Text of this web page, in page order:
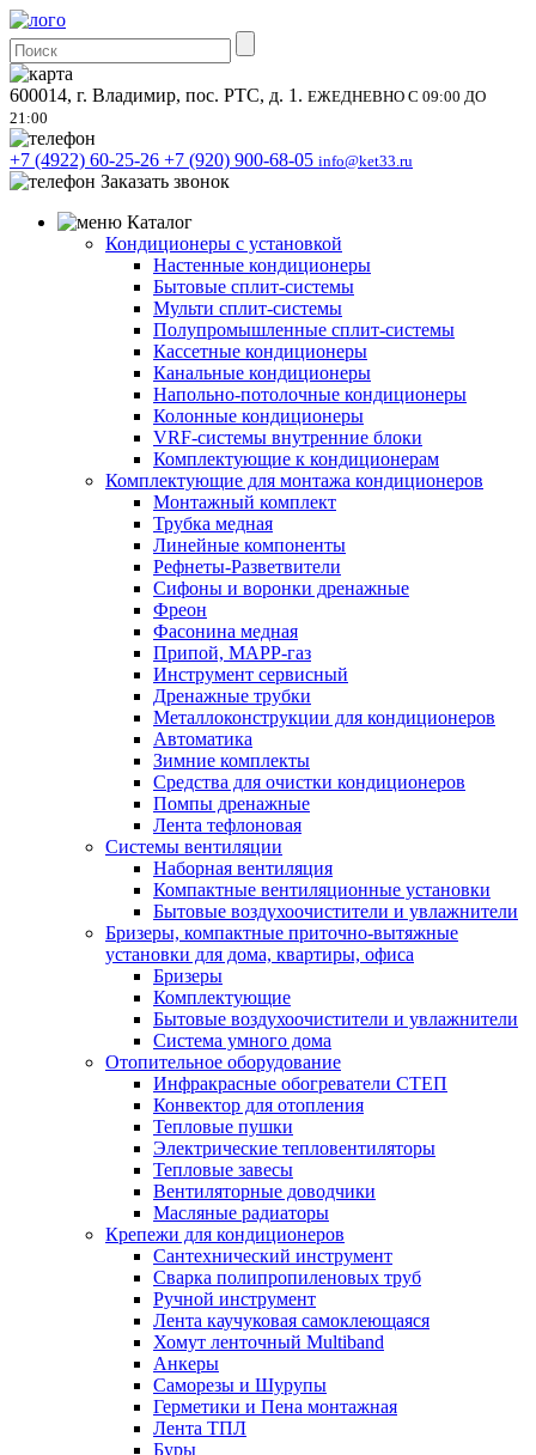
600014, г. Владимир, пос. РТС, д. 1. ЕЖЕДНЕВНО С 09:00 ДО
21:00
+7 (4922) 60-25-26 +7 (920) 900-68-05 info@ket33.ru
Заказать звонок
Каталог
Кондиционеры с установкой
Настенные кондиционеры
Бытовые сплит-системы
Мульти сплит-системы
Полупромышленные сплит-системы
Кассетные кондиционеры
Канальные кондиционеры
Напольно-потолочные кондиционеры
Колонные кондиционеры
VRF-системы внутренние блоки
Комплектующие к кондиционерам
Комплектующие для монтажа кондиционеров
Монтажный комплект
Трубка медная
Линейные компоненты
Рефнеты-Разветвители
Сифоны и воронки дренажные
Фреон
Фасонина медная
Припой, МАРР-газ
Инструмент сервисный
Дренажные трубки
Металлоконструкции для кондиционеров
Автоматика
Зимние комплекты
Средства для очистки кондиционеров
Помпы дренажные
Лента тефлоновая
Системы вентиляции
Наборная вентиляция
Компактные вентиляционные установки
Бытовые воздухоочистители и увлажнители
Бризеры, компактные приточно-вытяжные
установки для дома, квартиры, офиса
Бризеры
Комплектующие
Бытовые воздухоочистители и увлажнители
Система умного дома
Отопительное оборудование
Инфракрасные обогреватели СТЕП
Конвектор для отопления
Тепловые пушки
Электрические тепловентиляторы
Тепловые завесы
Вентиляторные доводчики
Масляные радиаторы
Крепежи для кондиционеров
Сантехнический инструмент
Сварка полипропиленовых труб
Ручной инструмент
Лента каучуковая самоклеющаяся
Хомут ленточный Multiband
Анкеры
Саморезы и Шурупы
Герметики и Пена монтажная
Лента ТПЛ
Буры